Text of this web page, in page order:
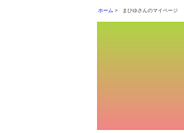
ホーム まひゆさんのマイページ